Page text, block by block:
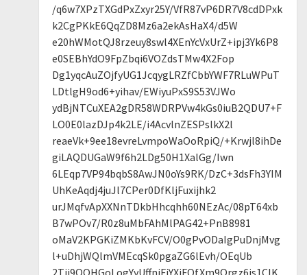
/q6w7XPzTXGdPxZxyr25Y/VfR87vP6DR7V8cdDPxk
k2CgPKkE6QqZD8Mz6a2ekAsHaX4/d5W
e20hWMotQJ8rzeuy8swl4XEnYcVxUrZ+ipj3Yk6P8
e0SEBhYdO9FpZbqi6VOZdsTMw4X2Fop
Dg1yqcAuZOjfyUG1JcqygLRZfCbbYWF7RLuWPuT
LDtlgH9od6+yihav/EWiyuPxS9S53VJWo
ydBjNTCuXEA2gDR58WDRPVw4kGs0iuB2QDU7+F
LO0E0lazDJp4k2LE/i4AcvlnZESPslkX2l
reaeVk+9ee18evreLvmpoWaOoRpiQ/+Krwjl8ihDe
giLAQDUGaW9f6h2LDg50H1XalGg/Iwn
6LEqp7VP94bqbS8AwJN0oYs9RK/DzC+3dsFh3YIM
UhKeAqdj4juJl7CPer0DfKljFuxijhk2
urJMqfvApXXNnTDkbHhcqhh60NEzAc/08pT64xb
B7wPOv7/R0z8uMbFAhMlPAG42+PnB8981
oMaV2KPGKiZMKbKvFCV/O0gPvODaIgPuDnjMvg
l+uDhjWQlmVMEcqSk0pgaZG6lEvh/OEqUb
2Tjj9QOHGoLogYyUffniFiYXjFOfXm9Qrgz6is1CIK